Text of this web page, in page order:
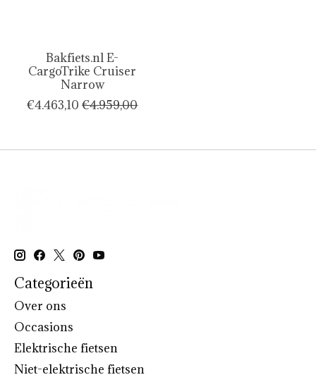
Bakfiets.nl E-
CargoTrike Cruiser
Narrow
€4.463,10 €4.959,00
Categorieën
Over ons
Occasions
Elektrische fietsen
Niet-elektrische fietsen